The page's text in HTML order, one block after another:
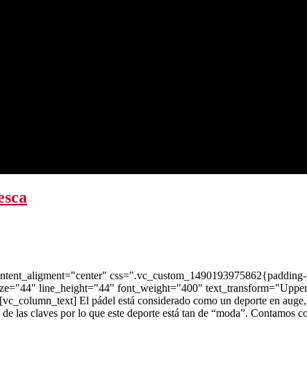
line_height="44" font_weight="400"
El pádel está considerado como un deporte en
las claves por lo que este deporte está tan de “moda”.